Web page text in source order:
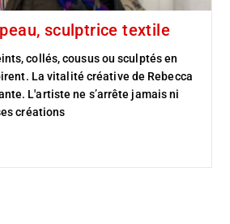
sculptrice textile
collés, cousus ou sculptés en
La vitalité créative de Rebecca
L'artiste ne s’arrête jamais ni
créations